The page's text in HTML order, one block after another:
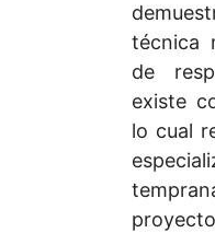
técnica
de
existe
lo cual